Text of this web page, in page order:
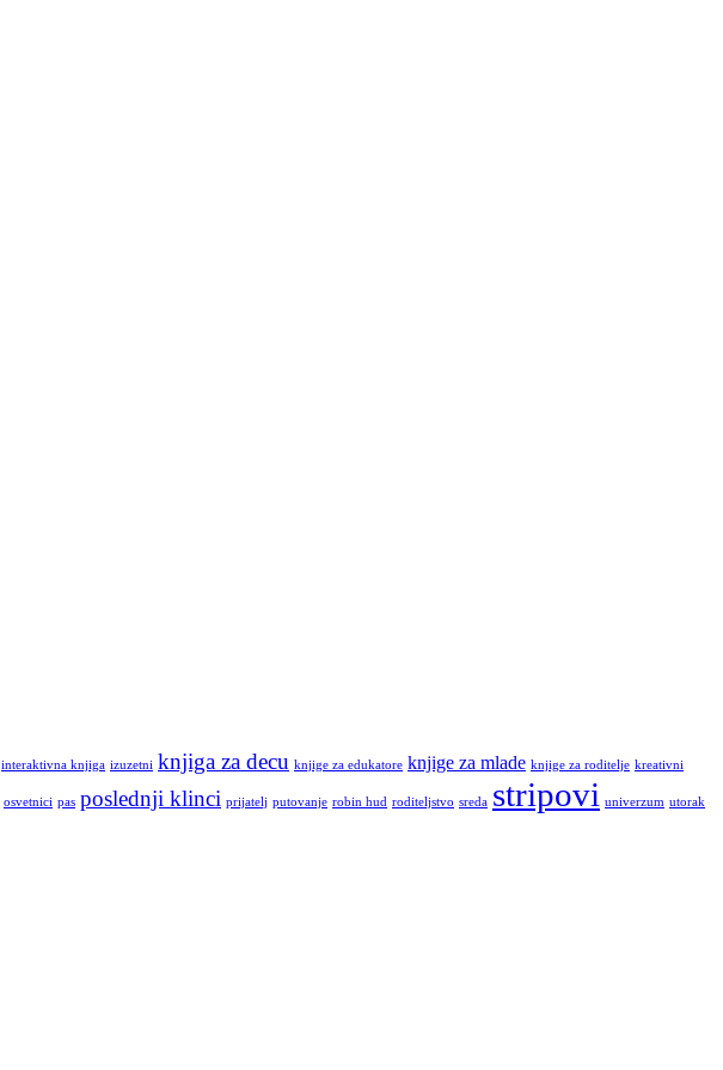
interaktivna knjiga izuzetni knjiga za decu knjige za edukatore knjige za mlade knjige za roditelje kreativni
osvetnici pas poslednji klinci prijatelj putovanje robin hud roditeljstvo sreda stripovi univerzum utorak